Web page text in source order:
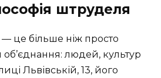
штруделя
це більше ніж просто
людей, культур
Львівській, 13, його